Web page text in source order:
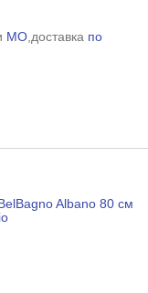
МО,доставка по
Albano 80 см